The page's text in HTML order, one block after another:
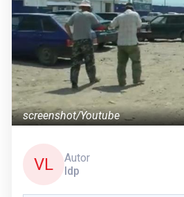
screenshot/Youtube
VL
Autor
ldp